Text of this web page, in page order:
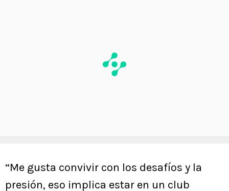
“Me gusta convivir con los desafíos y la
presión, eso implica estar en un club